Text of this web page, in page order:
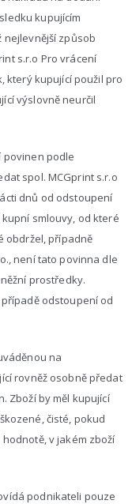
kupujícím
způsob
s.r.o Pro vrácení
který kupující použil pro
výslovně neurčil
povinen podle
spol. MCGprint s.r.o
dnů od odstoupení
smlouvy, od které
obdržel, případně
není tato povinna dle
prostředky.
odstoupení od
na
rovněž osobně předat
Zboží by měl kupující
čisté, pokud
v jakém zboží
podnikateli pouze